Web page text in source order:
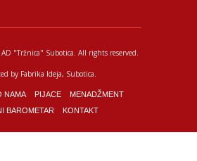
"Tržnica" Subotica. All rights reserved.
by Fabrika Ideja, Subotica.
NAMA PIJACE
MENADŽMENT
BAROMETAR
KONTAKT